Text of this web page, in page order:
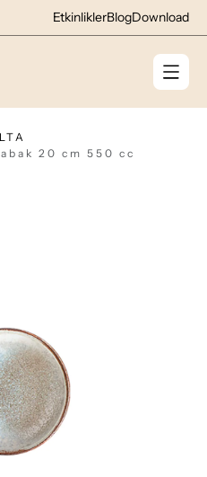
EtkinliklerBlogDownload
20 cm 550 cc